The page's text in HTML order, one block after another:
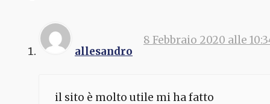
allesandro
8 Febbraio 2020 alle
il sito è molto utile mi ha fatto